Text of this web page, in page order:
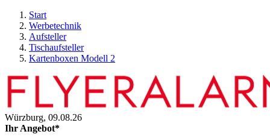
Start
Werbetechnik
Aufsteller
Tischaufsteller
Kartenboxen Modell 2
Würzburg, 09.08.26
Ihr Angebot*